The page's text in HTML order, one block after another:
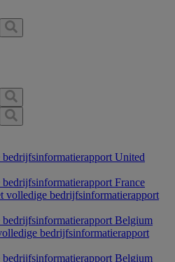
United
France
Belgium
Belgium